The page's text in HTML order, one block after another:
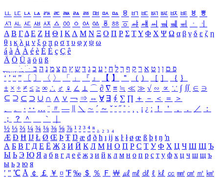
ㅥ ㅦ ㅧ ㅨ ㅩ ㅪ ㅫ ㅬ ㅭ ㅮ ㅯ ㅰ ㅱ ㅲ ㅳ ㅴ ㅵ ㅶ ㅷ ㅸ
ㅹ
ㅺ ㅻ ㅼ ㅽ ㅾ ㅿ ㆀ ㆁ ㆂ ㆃ ㆄ ㆅ ㆆ ㆇ ㆈ ㆉ ㆊ ㆋ ㆌ ㆍ
ㆎ
Α Β ΓΔ Ε Ζ Η Θ Ι ΚΛ Μ Ν Ξ Ο Π Ρ Σ ΤΥ Φ Χ Ψ Ω α β γ δ ε ζ η
θ ι κ λ μ ν ξ ο π ρ σ τ υ φ χ ψ ω
á à Á À é è É È ç Ç ê
Ä Ö Ü ä ö ü ß
ִֶֹ ֻּ ׁׂ פ ם ן ו ט א ר ק ף ך ל ח י ע כ ג ד ש ץ ת צ מ נ ה ב
‘ ’ “ ” 〔 〕 〈 〉 「 」 『 』 【 】 ＂ （ ） ［ ］ ｛ ｝
± × ÷ ≠ ≤ ≥ ∞ ∴ ♂ ♀ ∠ ⊥ ⌒ ∂ ∇ ≡ ≒ ≪ ≫ √ ∽ ∝ ∵ ∫ ∬ ∈ ∋
⊆ ⊇ ⊂ ⊃ ∪ ∩ ∧ ∨ ￢ ⇒ ⇔ ∀ ∃ ∮ ∑ ∏ ＋ － ＜ ＝
＞
、
。 · ‥ … ¨ 〃 ― ＼ ∼ ´ ～ ˇ ˘ ˝ ˚ ˙ ¸ ¡ ¿ ː ！ ＇ ， ． ／
：
；
？ ＾ ｀
½ ⅓ ⅔ ¼ ¾ ⅛ ⅜ ⅝ ⅞ ¹ ² ³ ⁴ ⁿ ₁ ₂ ₃ ₄
Æ Ð Ħ Ĳ Ł Ø Œ Þ Ŧ Ŋ æ đ ð ħ ı ĳ ĸ ŀ ł ø œ ß þ ŧ ŋ ŉ
А Б В Г Д Е Ё Ж З И Й К Л М Н О П Р С Т У Ф Х Ц Ч Ш Щ Ъ
Ы Ь Э Ю Я а б в г д е ё ж з и й к л м н о п р с т у ф х ц ч ш щ ъ
ы ь э ю я
′ ″ ℃ Å ￠ ￡ ￥ ¤ ℉ ‰ ＄ ％ Ｆ ￦ ㎕ ㎖ ㎗ ℓ ㎘ ㏄ ㎣ ㎤ ㎥ ㎦